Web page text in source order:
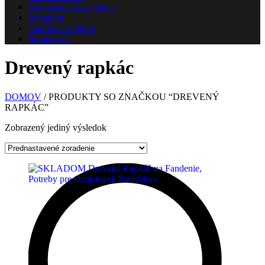
Ozvučenie a osvetlenie
Prenájom
Nahrávacie štúdio
ŠkolaNové
Drevený rapkác
DOMOV / PRODUKTY SO ZNAČKOU “DREVENÝ
RAPKÁC”
Zobrazený jediný výsledok